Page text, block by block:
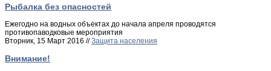
Рыбалка без опасностей
Ежегодно на водных объектах до начала апреля проводятся
противопаводковые мероприятия
Вторник, 15 Март 2016 //Защита населения
Внимание!